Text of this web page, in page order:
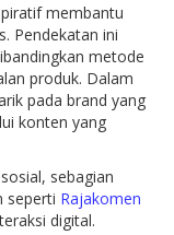
membantu
Pendekatan ini
metode
produk. Dalam
pada brand yang
konten yang
sebagian
seperti Rajakomen
digital.